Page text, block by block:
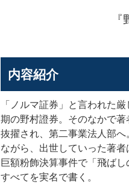
内容紹介
「ノルマ証券」と言われた
期の野村證券。そのなかで
抜擢され、第二事業法人部
ながら、出世していった著
巨額粉飾決算事件で「飛ば
すべてを実名で書く。